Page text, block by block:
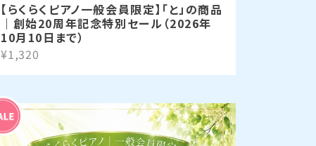
【らくらくピアノ一般会員限定】「と」の商品
｜創始20周年記念特別セール（2026年
10月10日まで）
¥1,320